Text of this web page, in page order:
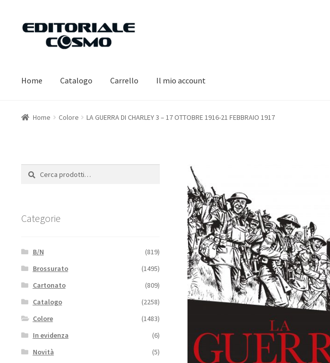
Vai
navigazione
Vai
Home Catalogo Carrello Il mio account
Home Colore LA GUERRA DI CHARLEY 3 – 17 OTTOBRE 1916-21 FEBBRAIO 1917
Cerca:
Cerca
Categorie
B/N
(819)
Brossurato
(1495)
Cartonato
(809)
Catalogo
(2258)
Colore
(1483)
In evidenza
(6)
Novità
(5)